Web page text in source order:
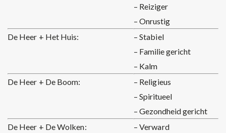
– Reiziger
– Onrustig
De Heer + Het Huis:
– Stabiel
– Familie gericht
– Kalm
De Heer + De Boom:
– Religieus
– Spiritueel
– Gezondheid gericht
De Heer + De Wolken:
– Verward